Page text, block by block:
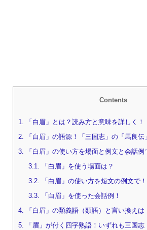
Contents
1. 「白眉」とは？読み方と意味を詳しく！
2. 「白眉」の語源！「三国志」の「馬良伝
3. 「白眉」の使い方を場面と例文と会話例
3.1. 「白眉」を使う場面は？
3.2. 「白眉」の使い方を短文の例文で！
3.3. 「白眉」を使った会話例！
4. 「白眉」の類義語（類語）と言い換えは
5. 「眉」が付く四字熟語！いずれも三国